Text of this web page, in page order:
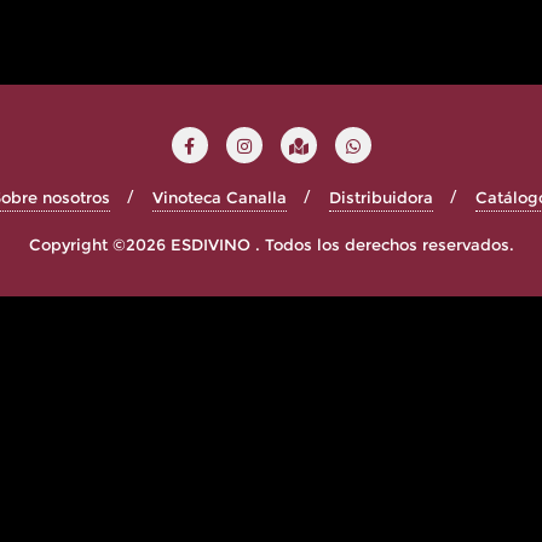
nosotros Vinoteca Canalla Distribuidora
Copyright ©2026 ESDIVINO . Todos los derechos reservados.